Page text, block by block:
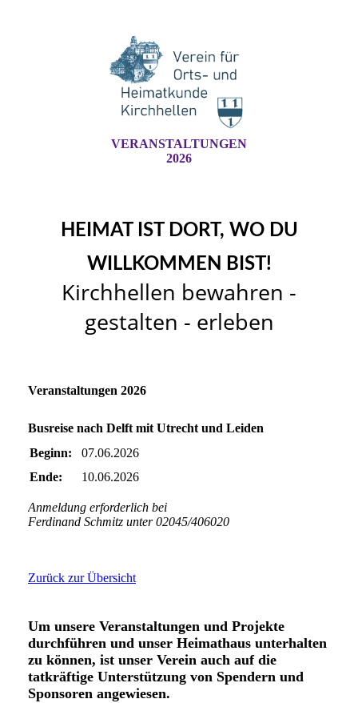
VERANSTALTUNGEN
2026
HEIMAT IST DORT, WO DU
WILLKOMMEN BIST!
Kirchhellen bewahren -
gestalten - erleben
Veranstaltungen 2026
Busreise nach Delft mit Utrecht und Leiden
Beginn:
07.06.2026
Ende:
10.06.2026
Anmeldung erforderlich bei
Ferdinand Schmitz unter 02045/406020
Zurück zur Übersicht
Um unsere Veranstaltungen und Projekte
durchführen und unser Heimathaus unterhalten
zu können, ist unser Verein auch auf die
tatkräftige Unterstützung von Spendern und
Sponsoren angewiesen.